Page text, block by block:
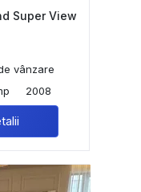
Super View
vânzare
2008